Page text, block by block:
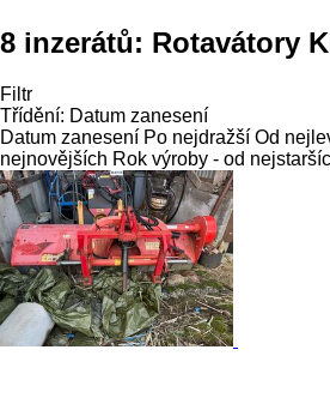
8 inzerátů: Rotavátory
Filtr
Třídění: Datum zanesení
Datum zanesení Po nejdražší Od
nejnovějších Rok výroby - od